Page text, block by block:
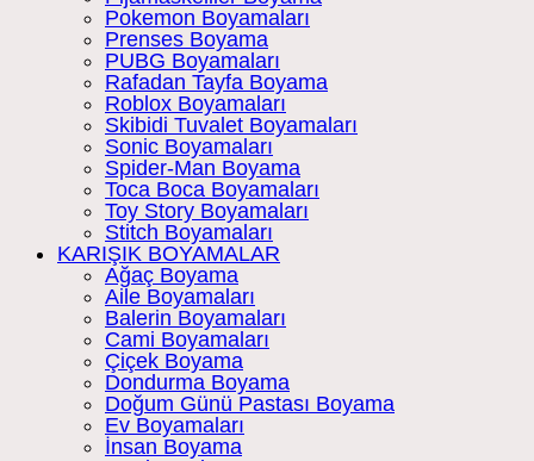
Pokemon Boyamaları
Prenses Boyama
PUBG Boyamaları
Rafadan Tayfa Boyama
Roblox Boyamaları
Skibidi Tuvalet Boyamaları
Sonic Boyamaları
Spider-Man Boyama
Toca Boca Boyamaları
Toy Story Boyamaları
Stitch Boyamaları
KARIŞIK BOYAMALAR
Ağaç Boyama
Aile Boyamaları
Balerin Boyamaları
Cami Boyamaları
Çiçek Boyama
Dondurma Boyama
Doğum Günü Pastası Boyama
Ev Boyamaları
İnsan Boyama